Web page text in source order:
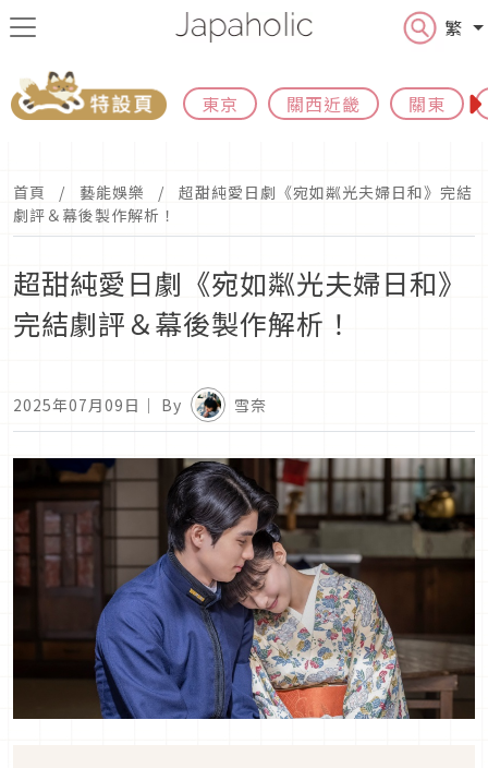
繁
東京 關西近畿 關東
首頁 藝能娛樂
超甜純愛日劇《宛如粼光夫婦日和》完結
劇評＆幕後製作解析！
超甜純愛日劇《宛如粼光夫婦日和》
完結劇評＆幕後製作解析！
2025年07月09日 ｜ By 雪奈